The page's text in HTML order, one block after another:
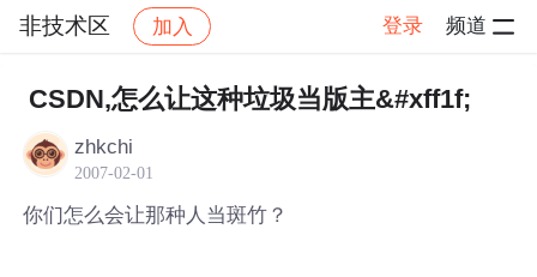
非技术区 加入 登录 频道
社区 非技术区 帖子详情
CSDN,怎么让这种垃圾当版主&#xff1f;
zhkchi
2007-02-01
你们怎么会让那种人当斑竹？